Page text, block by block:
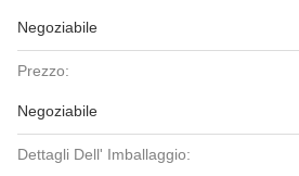
Negoziabile
Prezzo:
Negoziabile
Dettagli Dell' Imballaggio: